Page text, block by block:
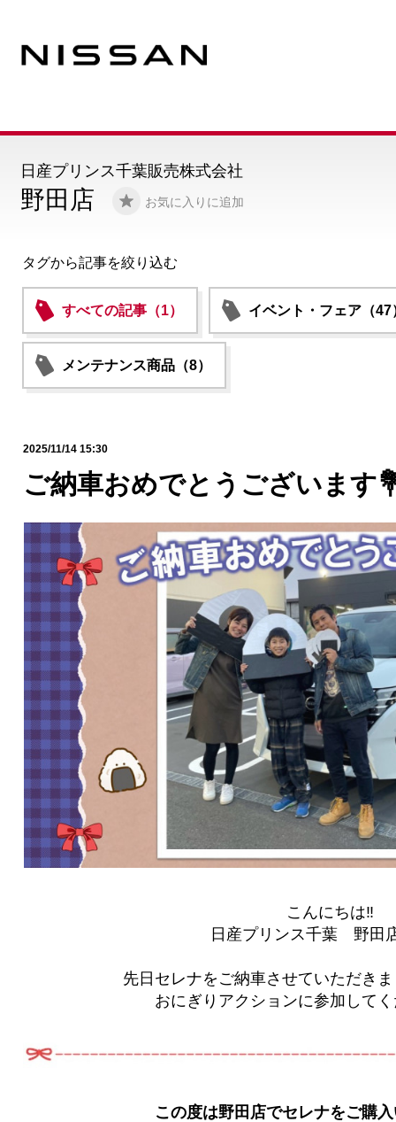
野田店 お気に入りに追加
日産プリンス千葉販売株式会社
タグから記事を絞り込む
すべての記事（1） イベント・フェア（47
メンテナンス商品（8）
2025/11/14 15:30
ご納車おめでとうございます
こんにちは‼
日産プリンス千葉 野田
先日セレナをご納車させていただき
おにぎりアクションに参加して
この度は野田店でセレナをご購